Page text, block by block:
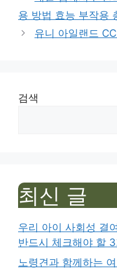
용 방법 효능 부작용
유니 아일랜드
검색
최신 글
우리 아이 사회성 결
반드시 체크해야 할 3
노령견과 함께하는